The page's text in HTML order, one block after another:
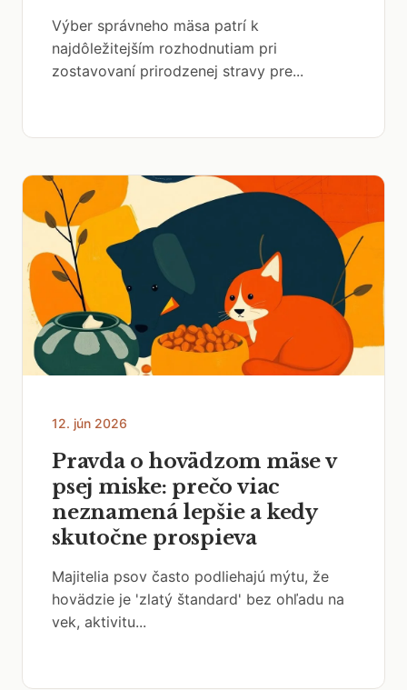
Výber správneho mäsa patrí k
najdôležitejším rozhodnutiam pri
zostavovaní prirodzenej stravy pre...
12. jún 2026
Pravda o hovädzom mäse v
psej miske: prečo viac
neznamená lepšie a kedy
skutočne prospieva
Majitelia psov často podliehajú mýtu, že
hovädzie je 'zlatý štandard' bez ohľadu na
vek, aktivitu...